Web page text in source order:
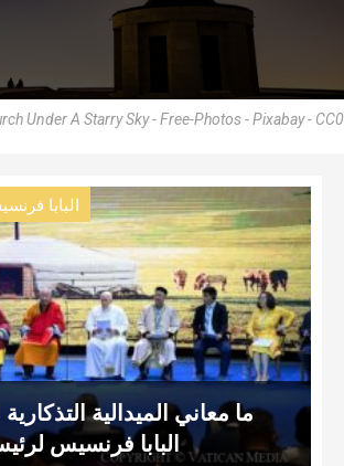
Under A Starry Sky - Free-Photos - Pixabay - CC0
البابا
ما معاني الميدالية
البابا فرنسيس